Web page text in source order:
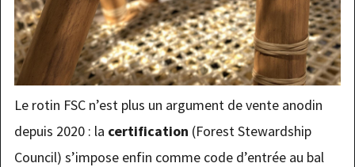
Le rotin FSC n’est plus un argument de vente anodin
depuis 2020 : la certification (Forest Stewardship
Council) s’impose enfin comme code d’entrée au bal